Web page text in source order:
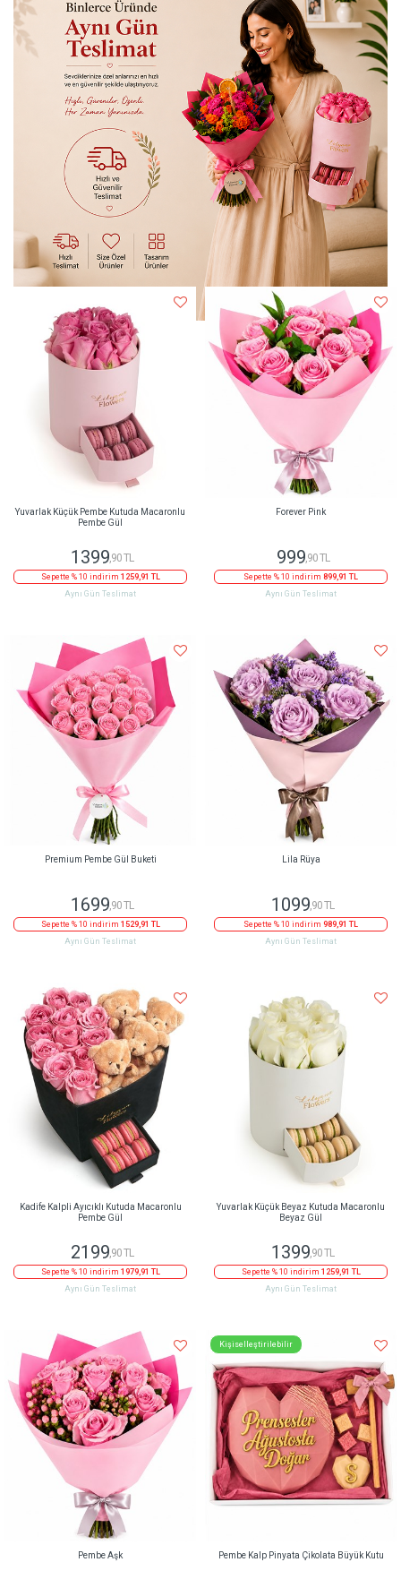
Yuvarlak Küçük Pembe Kutuda Macaronlu
Pembe Gül
1399 ,90 TL
Sepette % 10 indirim 1259,91 TL
Aynı Gün Teslimat
Forever Pink
999,90 TL
Sepette % 10 indirim 899,91 TL
Aynı Gün Teslimat
Premium Pembe Gül Buketi
1699,90 TL
Sepette % 10 indirim 1529,91 TL
Aynı Gün Teslimat
Lila Rüya
1099,90 TL
Sepette % 10 indirim 989,91 TL
Aynı Gün Teslimat
Kadife Kalpli Ayıcıklı Kutuda Macaronlu
Pembe Gül
2199,90 TL
Sepette % 10 indirim 1979,91 TL
Aynı Gün Teslimat
Yuvarlak Küçük Beyaz Kutuda Macaronlu
Beyaz Gül
1399,90 TL
Sepette % 10 indirim 1259,91 TL
Aynı Gün Teslimat
Pembe Aşk
Kişiselleştirilebilir
Pembe Kalp Pinyata Çikolata Büyük Kutu